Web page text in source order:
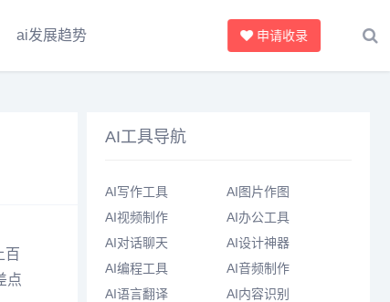
ai发展趋势 申请收录
百
点
AI工具导航
AI写作工具
AI图片作图
AI视频制作
AI办公工具
AI对话聊天
AI设计神器
AI编程工具
AI音频制作
AI语言翻译
AI内容识别